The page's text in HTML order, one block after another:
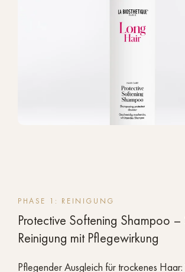
PHASE 1: REINIGUNG
Protective Softening Shampoo –
Reinigung mit Pflegewirkung
Pflegender Ausgleich für trockenes Haar: